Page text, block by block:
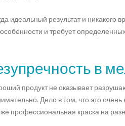
идеальный результат и никакого
и требует
в
продукт не оказывает
Дело в том, что это
профессиональная краска на